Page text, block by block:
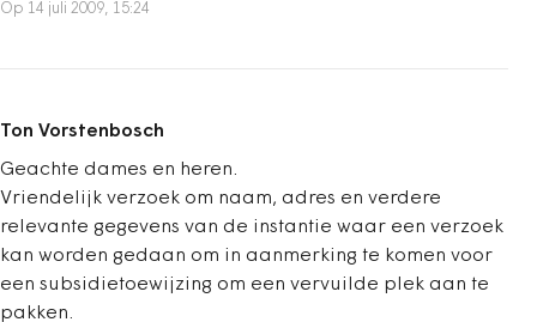
Op 14 juli 2009, 15:24
Ton Vorstenbosch
Geachte dames en heren.
Vriendelijk verzoek om naam, adres en verdere
relevante gegevens van de instantie waar een verzoek
kan worden gedaan om in aanmerking te komen voor
een subsidietoewijzing om een vervuilde plek aan te
pakken.